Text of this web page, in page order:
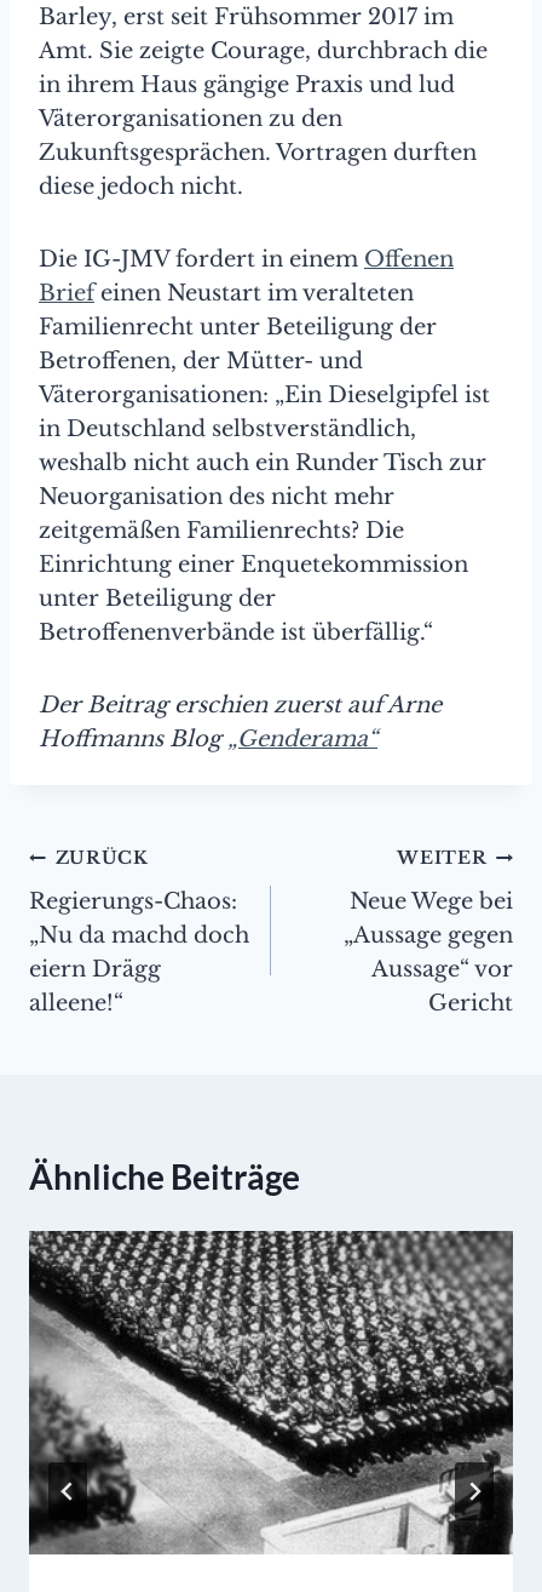
Barley, erst seit Frühsommer 2017 im
Amt. Sie zeigte Courage, durchbrach die
in ihrem Haus gängige Praxis und lud
Väterorganisationen zu den
Zukunftsgesprächen. Vortragen durften
diese jedoch nicht.
Die IG-JMV fordert in einem Offenen
Briefeinen Neustart im veralteten
Familienrecht unter Beteiligung der
Betroffenen, der Mütter- und
Väterorganisationen: „Ein Dieselgipfel ist
in Deutschland selbstverständlich,
weshalb nicht auch ein Runder Tisch zur
Neuorganisation des nicht mehr
zeitgemäßen Familienrechts? Die
Einrichtung einer Enquetekommission
unter Beteiligung der
Betroffenenverbände ist überfällig.“
Der Beitrag erschien zuerst auf Arne
Hoffmanns Blog„Genderama“
Beitragsnavigation
ZURÜCK
Regierungs-Chaos:
„Nu da machd doch
eiern Drägg
alleene!“
WEITER
Neue Wege bei
„Aussage gegen
Aussage“ vor
Gericht
Ähnliche Beiträge